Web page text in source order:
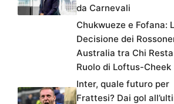
da Carnevali
Chukwueze e Fofana:
Decisione dei
Australia tra Chi
Ruolo di Loftus-Cheek
Inter, quale futuro per
Frattesi? Dai gol